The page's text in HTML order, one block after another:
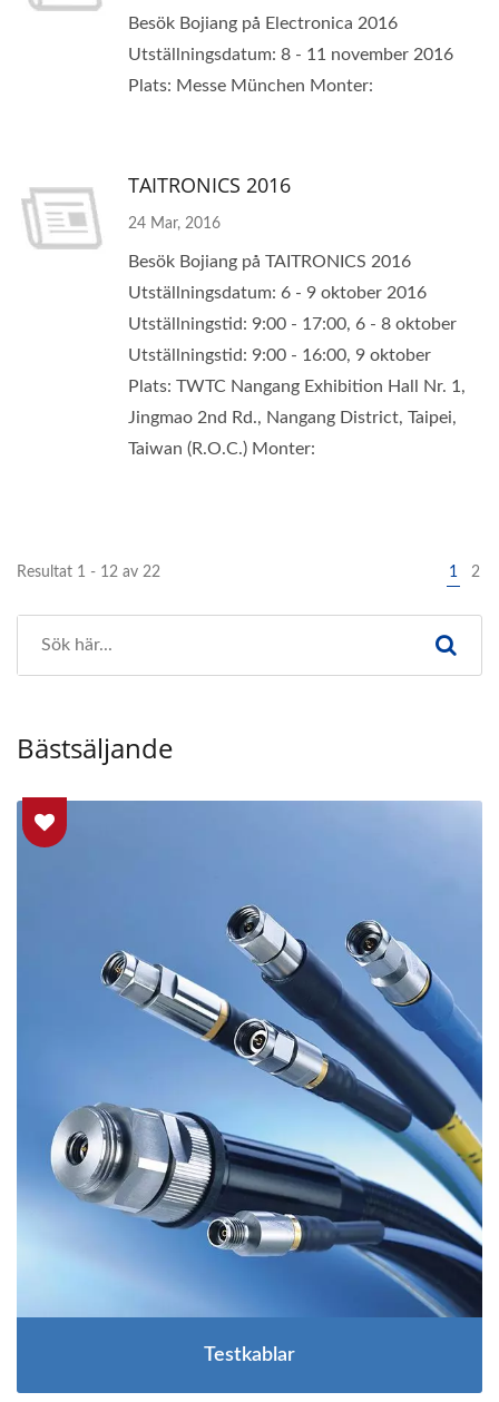
Besök Bojiang på Electronica 2016
Utställningsdatum: 8 - 11 november 2016
Plats: Messe München Monter:
TAITRONICS 2016
24 Mar, 2016
Besök Bojiang på TAITRONICS 2016
Utställningsdatum: 6 - 9 oktober 2016
Utställningstid: 9:00 - 17:00, 6 - 8 oktober
Utställningstid: 9:00 - 16:00, 9 oktober
Plats: TWTC Nangang Exhibition Hall Nr. 1,
Jingmao 2nd Rd., Nangang District, Taipei,
Taiwan (R.O.C.) Monter:
Resultat 1 - 12 av 22 1 2
Bästsäljande
Testkablar